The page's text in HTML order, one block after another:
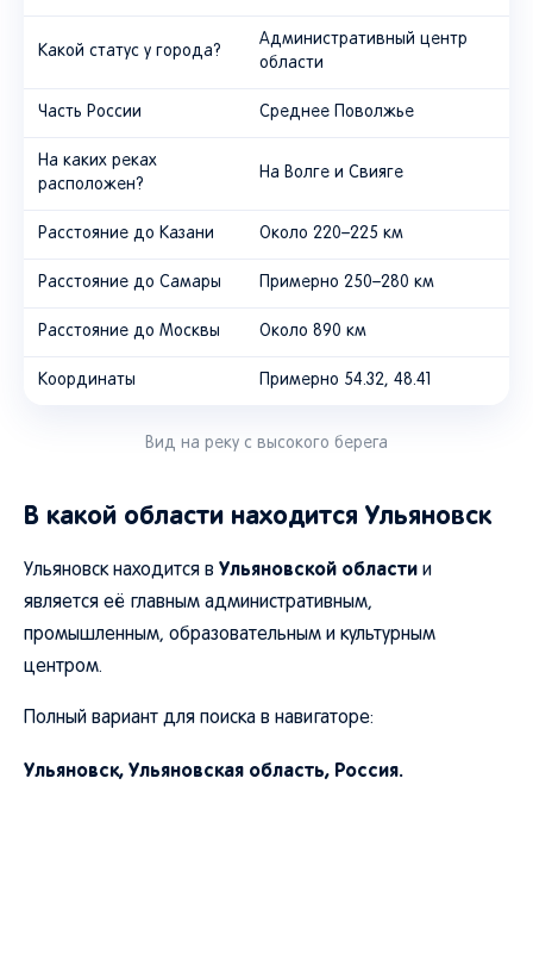
Какой статус у города?
Административный центр
области
Часть России Среднее Поволжье
На каких реках
расположен?
На Волге и Свияге
Расстояние до Казани Около 220–225 км
Расстояние до Самары Примерно 250–280 км
Расстояние до Москвы Около 890 км
Координаты Примерно 54.32, 48.41
Вид на реку с высокого берега
В какой области находится Ульяновск
Ульяновск находится в Ульяновской области и
является её главным административным,
промышленным, образовательным и культурным
центром.
Полный вариант для поиска в навигаторе:
Ульяновск, Ульяновская область, Россия.